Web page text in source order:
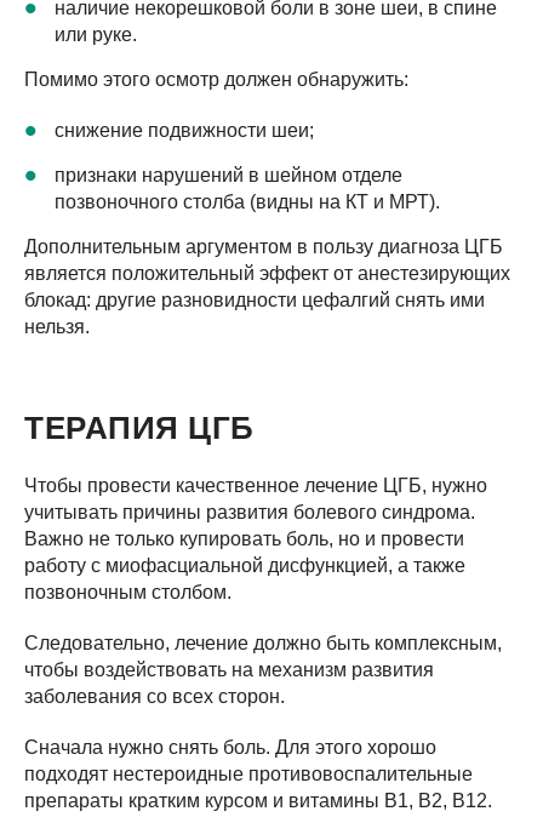
наличие некорешковой боли в зоне шеи, в спине
или руке.
Помимо этого осмотр должен обнаружить:
снижение подвижности шеи;
признаки нарушений в шейном отделе
позвоночного столба (видны на КТ и МРТ).
Дополнительным аргументом в пользу диагноза ЦГБ
является положительный эффект от анестезирующих
блокад: другие разновидности цефалгий снять ими
нельзя.
ТЕРАПИЯ ЦГБ
Чтобы провести качественное лечение ЦГБ, нужно
учитывать причины развития болевого синдрома.
Важно не только купировать боль, но и провести
работу с миофасциальной дисфункцией, а также
позвоночным столбом.
Следовательно, лечение должно быть комплексным,
чтобы воздействовать на механизм развития
заболевания со всех сторон.
Сначала нужно снять боль. Для этого хорошо
подходят нестероидные противовоспалительные
препараты кратким курсом и витамины В1, В2, В12.